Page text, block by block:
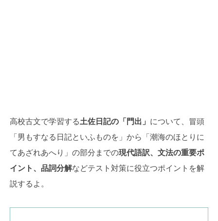
高校古文で学習する土佐日記の「門出」 について、冒頭
「男もすなる日記といふものを」から「潮海のほとりに
てあざれあへり」の部分までの現代語訳、文法の重要ポ
イント、品詞分解などテスト対策に役立つポイントを解
説するよ。